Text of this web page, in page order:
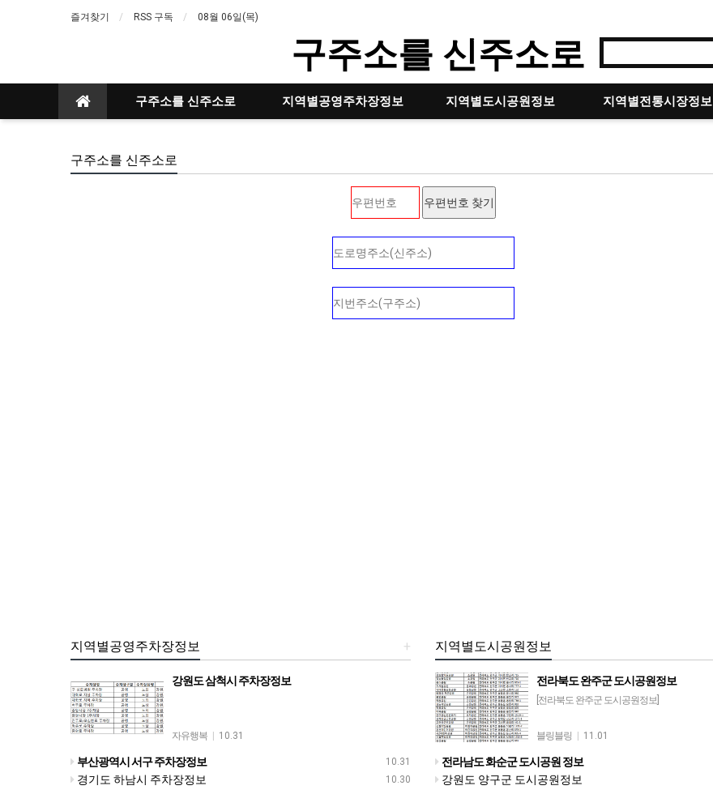
즐겨찾기 RSS 구독 08월 06일(목)
구주소를 신주소로
구주소를 신주소로 지역별공영주차장정보 지역별도시공원정보 지역별전통시장정보
구주소를 신주소로
+
지역별공영주차장정보
강원도 삼척시 주차장정보
자유행복 10.31
10.31
부산광역시 서구 주차장정보
10.30
경기도 하남시 주차장정보
지역별도시공원정보
전라북도 완주군 도시공원정보
[전라북도 완주군 도시공원정보]
블링블링 11.01
전라남도 화순군 도시공원 정보
강원도 양구군 도시공원정보